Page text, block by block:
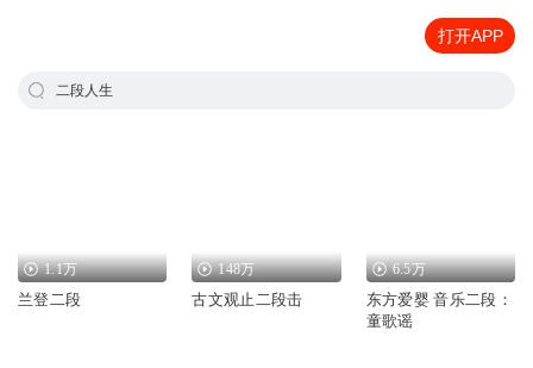
打开APP
二段人生
1.1万
兰登二段
148万
古文观止二段击
6.5万
东方爱婴 音乐二段：
童歌谣